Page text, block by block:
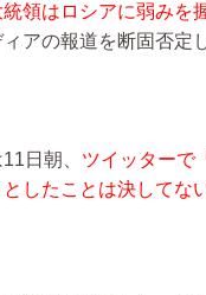
統領はロシアに弱みを
アの報道を断固否定
日朝、 ツイッターで
したことは決してな